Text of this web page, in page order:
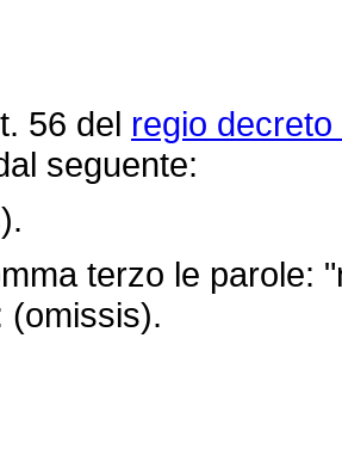
56 del regio
seguente:
terzo le parole:
(omissis).